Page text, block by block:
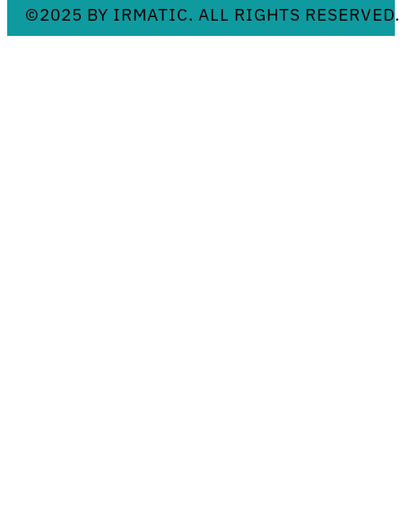
©2025 BY IRMATIC. ALL RIGHTS RESERVED.